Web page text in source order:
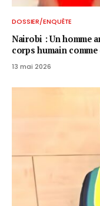
DOSSIER/ENQUÊTE
Nairobi : Un homme
corps humain
13 mai 2026